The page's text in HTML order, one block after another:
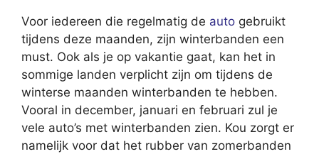
Voor iedereen die regelmatig de auto gebruikt
tijdens deze maanden, zijn winterbanden een
must. Ook als je op vakantie gaat, kan het in
sommige landen verplicht zijn om tijdens de
winterse maanden winterbanden te hebben.
Vooral in december, januari en februari zul je
vele auto’s met winterbanden zien. Kou zorgt er
namelijk voor dat het rubber van zomerbanden